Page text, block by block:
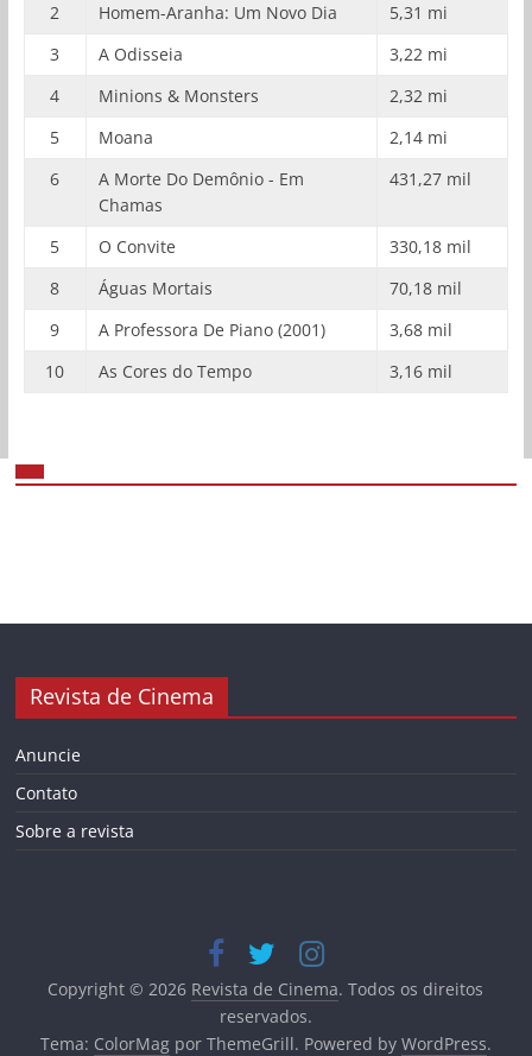
2
Homem-Aranha: Um Novo Dia
5,31 mi
3
A Odisseia
3,22 mi
4
Minions & Monsters
2,32 mi
5
Moana
2,14 mi
6
A Morte Do Demônio - Em
Chamas
431,27 mil
5 O Convite
330,18 mil
8
Águas Mortais
70,18 mil
9
A Professora De Piano (2001)
3,68 mil
10
As Cores do Tempo 3,16 mil
Revista de Cinema
Anuncie
Contato
Sobre a revista
Copyright © 2026 Revista de Cinema. Todos os direitos
reservados.
Tema: ColorMagpor ThemeGrill. Powered by WordPress.